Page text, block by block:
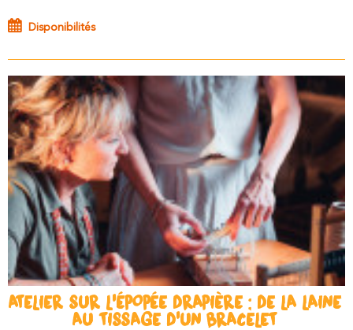
Disponibilités
ATELIER SUR L'ÉPOPÉE DRAPIÈRE : DE LA LAINE
AU TISSAGE D'UN BRACELET